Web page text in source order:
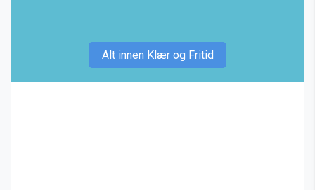
Alt innen Klær og Fritid